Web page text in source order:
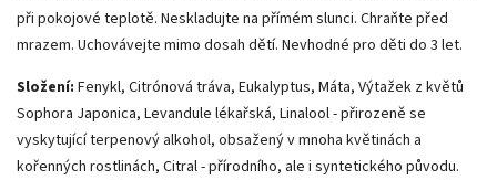
při pokojové teplotě. Neskladujte na přímém slunci. Chraňte před
mrazem. Uchovávejte mimo dosah dětí. Nevhodné pro děti do 3 let.
Složení: Fenykl, Citrónová tráva, Eukalyptus, Máta, Výtažek z květů
Sophora Japonica, Levandule lékařská, Linalool - přirozeně se
vyskytující terpenový alkohol, obsažený v mnoha květinách a
kořenných rostlinách, Citral - přírodního, ale i syntetického původu.